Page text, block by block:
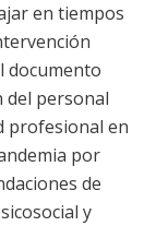
en tiempos
documento
del personal
profesional en
por
de
y